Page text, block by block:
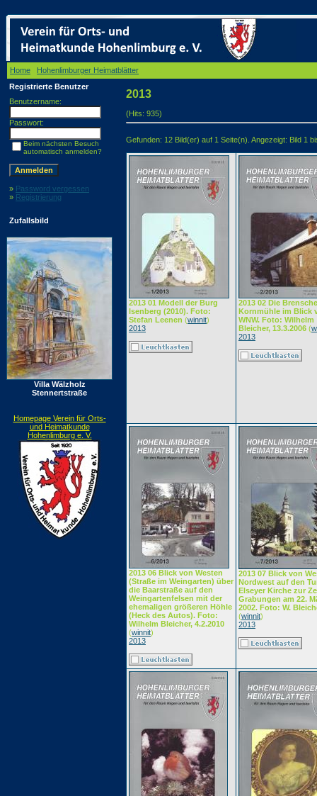
Home Hohenlimburger Heimatblätter
Registrierte Benutzer
Benutzername:
Passwort:
Beim nächsten Besuch
automatisch anmelden?
» Password vergessen
» Registrierung
Zufallsbild
Villa Wälzholz
Stennertstraße
Homepage Verein für Orts-
und Heimatkunde
Hohenlimburg e. V.
2013
(Hits: 935)
Gefunden: 12 Bild(er) auf 1 Seite(n). Angezeigt: Bild 1
2013 01 Modell der Burg
Isenberg (2010). Foto:
Stefan Leenen (winnit)
2013
2013 02 Die
Kornmühle im Blick
WNW. Foto: Wilhelm
Bleicher, 13.3.2006 (
2013
2013 06 Blick von Westen
(Straße im Weingarten) über
die Baarstraße auf den
Weingartenfelsen mit der
ehemaligen größeren Höhle
(Heck des Autos). Foto:
Wilhelm Bleicher, 4.2.2010
(winnit)
2013
2013 07 Blick von
Nordwest auf den
Elseyer Kirche zur
Grabungen am 22.
2002. Foto: W.
(winnit)
2013